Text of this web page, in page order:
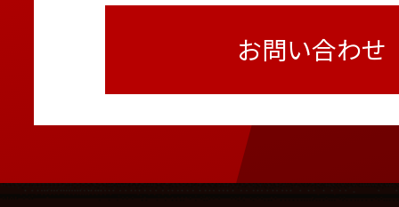
お問い合わせ